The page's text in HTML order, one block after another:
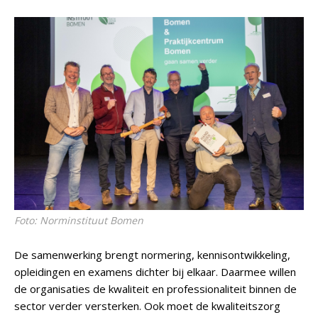
Foto: Norminstituut Bomen
De samenwerking brengt normering, kennisontwikkeling,
opleidingen en examens dichter bij elkaar. Daarmee willen
de organisaties de kwaliteit en professionaliteit binnen de
sector verder versterken. Ook moet de kwaliteitszorg